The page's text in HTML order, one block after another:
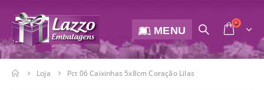
MENU
Loja Pct 06 Caixinhas 5x8cm Coração Lilas